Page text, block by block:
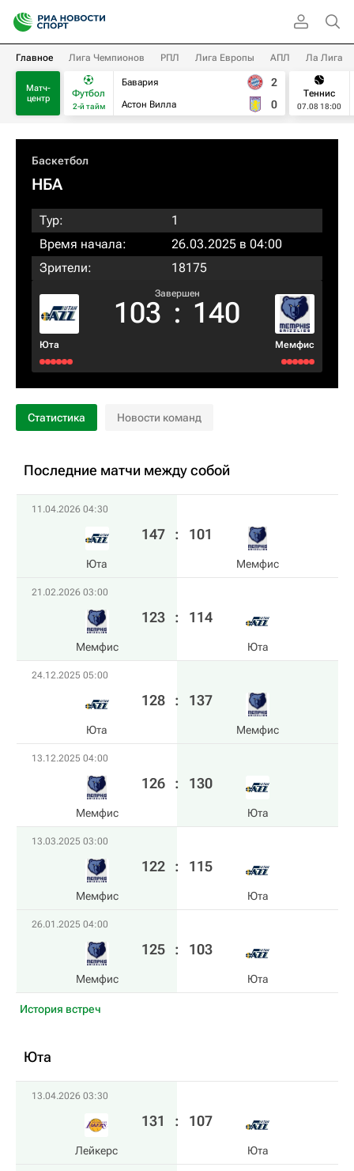
Главное Лига Чемпионов РПЛ Лига Европы АПЛ Ла Лига
Матч-
центр
Футбол
2-й тайм
Бавария
Астон Вилла
2
0
Теннис
07.08 18:00
Баскетбол
НБА
Тур:
1
Время начала:
26.03.2025 в 04:00
Зрители:
18175
Юта
Завершен
103 : 140
Мемфис
Статистика Новости команд
Последние матчи между собой
11.04.2026 04:30
Юта
147 : 101
Мемфис
21.02.2026 03:00
Мемфис
123 : 114
Юта
24.12.2025 05:00
Юта
128 : 137
Мемфис
13.12.2025 04:00
Мемфис
126 : 130
Юта
13.03.2025 03:00
Мемфис
122 : 115
Юта
26.01.2025 04:00
Мемфис
125 : 103
Юта
История встреч
Юта
13.04.2026 03:30
Лейкерс
131 : 107
Юта